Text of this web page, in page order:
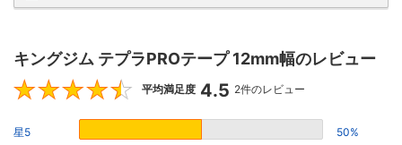
キングジム テプラPROテープ 12mm幅のレビュー
4.5
平均満足度 4.5 2件のレビュー
星5 50%